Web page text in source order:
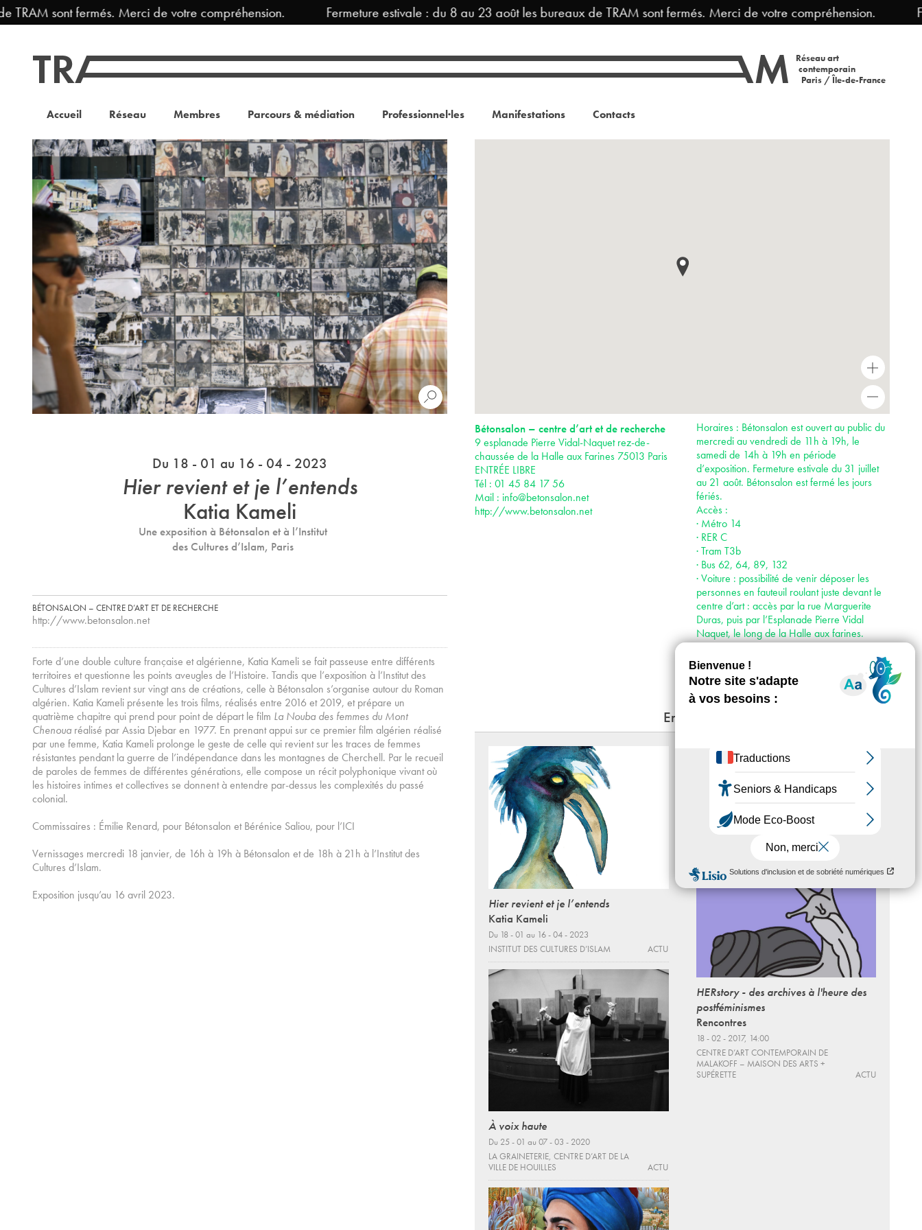
sont fermés. Merci de votre compréhension. Fermeture estivale : du 8 au 23 août les bureaux de TRAM sont fermés. Merci de votre compréhension.
Réseau art
contemporain
Paris / Île-de-France
Accueil Réseau Membres Parcours & médiation Professionnel·les Manifestations Contacts
Du 18 - 01 au 16 - 04 - 2023
Hier revient et je l’entends
Katia Kameli
Une exposition à Bétonsalon et à l’Institut
des Cultures d’Islam, Paris
BÉTONSALON – CENTRE D’ART ET DE RECHERCHE
http://www.betonsalon.net
Forte d’une double culture française et algérienne, Katia Kameli se fait passeuse entre différents
territoires et questionne les points aveugles de l’Histoire. Tandis que l’exposition à l’Institut des
Cultures d’Islam revient sur vingt ans de créations, celle à Bétonsalon s’organise autour du Roman
algérien. Katia Kameli présente les trois films, réalisés entre 2016 et 2019, et prépare un
quatrième chapitre qui prend pour point de départ le film La Nouba des femmes du Mont
Chenoua réalisé par Assia Djebar en 1977. En prenant appui sur ce premier film algérien réalisé
par une femme, Katia Kameli prolonge le geste de celle qui revient sur les traces de femmes
résistantes pendant la guerre de l’indépendance dans les montagnes de Cherchell. Par le recueil
de paroles de femmes de différentes générations, elle compose un récit polyphonique vivant où
les histoires intimes et collectives se donnent à entendre par-dessus les complexités du passé
colonial.
Commissaires : Émilie Renard, pour Bétonsalon et Bérénice Saliou, pour l’ICI
Vernissages mercredi 18 janvier, de 16h à 19h à Bétonsalon et de 18h à 21h à l’Institut des
Cultures d’Islam.
Exposition jusqu’au 16 avril 2023.
+
Bétonsalon – centre d’art et de recherche
9 esplanade Pierre Vidal-Naquet rez-de-
chaussée de la Halle aux Farines 75013 Paris
ENTRÉE LIBRE
Tél : 01 45 84 17 56
Mail : info@betonsalon.net
http://www.betonsalon.net
Horaires : Bétonsalon est ouvert au public du
mercredi au vendredi de 11h à 19h, le
samedi de 14h à 19h en période
d’exposition. Fermeture estivale du 31 juillet
au 21 août. Bétonsalon est fermé les jours
fériés.
Accès :
· Métro 14
· RER C
· Tram T3b
· Bus 62, 64, 89, 132
· Voiture : possibilité de venir déposer les
personnes en fauteuil roulant juste devant le
centre d’art : accès par la rue Marguerite
Duras, puis par l’Esplanade Pierre Vidal
Naquet, le long de la Halle aux farines.
Places de stationnement réservées les plus
proches rue Françoise Dolto ; puis rue
Hélène Brion et Rue René Goscinny.
En lien
Hier revient et je l’entends
Katia Kameli
Du 18 - 01 au 16 - 04 - 2023
INSTITUT DES CULTURES D’ISLAM
ACTU
À voix haute
Du 25 - 01 au 07 - 03 - 2020
LA GRAINETERIE, CENTRE D’ART DE LA
VILLE DE HOUILLES
ACTU
Le Roman algérien
Projection/Rencontre : Lundi de
Phantom n°28
25 - 09 - 2017, 20:00
ESPACE KHIASMA
ACTU
HERstory - des archives à l'heure des
postféminismes
Rencontres
18 - 02 - 2017, 14:00
CENTRE D’ART CONTEMPORAIN DE
MALAKOFF – MAISON DES ARTS +
SUPÉRETTE
ACTU